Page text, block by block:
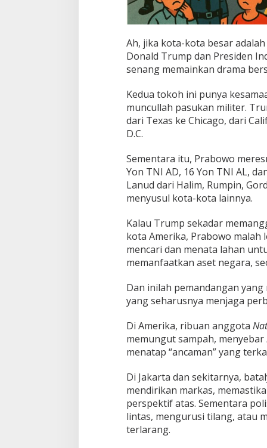
Ah, jika kota-kota besar
Donald Trump dan Presiden
senang memainkan drama
Kedua tokoh ini punya
muncullah pasukan militer.
dari Texas ke Chicago, dari
D.C.
Sementara itu, Prabowo
Yon TNI AD, 16 Yon TNI AL,
Lanud dari Halim, Rumpin,
menyusul kota-kota lainnya.
Kalau Trump sekadar
kota Amerika, Prabowo
mencari dan menata lahan
memanfaatkan aset negara,
Dan inilah pemandangan
yang seharusnya menjaga
Di Amerika, ribuan anggota
memungut sampah, menyebar
menatap “ancaman” yang
Di Jakarta dan sekitarnya,
mendirikan markas,
perspektif atas. Sementara
lintas, mengurusi tilang, atau
terlarang.